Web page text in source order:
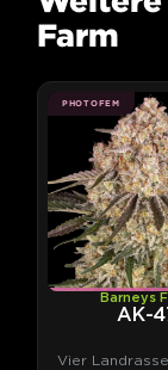
Farm
PHOTOFEM
Barneys
AK-
Vier